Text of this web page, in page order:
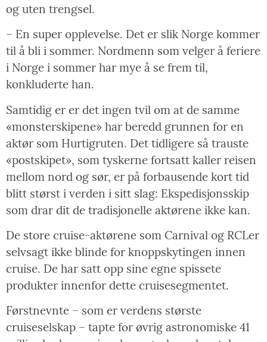
og uten trengsel.
– En super opplevelse. Det er slik Norge kommer
til å bli i sommer. Nordmenn som velger å feriere
i Norge i sommer har mye å se frem til,
konkluderte han.
Samtidig er er det ingen tvil om at de samme
«monsterskipene» har beredd grunnen for en
aktør som Hurtigruten. Det tidligere så trauste
«postskipet», som tyskerne fortsatt kaller reisen
mellom nord og sør, er på forbausende kort tid
blitt størst i verden i sitt slag: Ekspedisjonsskip
som drar dit de tradisjonelle aktørene ikke kan.
De store cruise-aktørene som Carnival og RCLer
selvsagt ikke blinde for knoppskytingen innen
cruise. De har satt opp sine egne spissete
produkter innenfor dette cruisesegmentet.
Førstnevnte – som er verdens største
cruiseselskap – tapte for øvrig astronomiske 41